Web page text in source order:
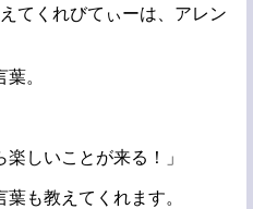
てくれびてぃーは、アレン
。
しいことが来る！」
も教えてくれます。